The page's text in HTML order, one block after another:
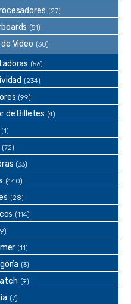
(27)
(51)
Video (30)
(56)
(234)
(99)
de Billetes (4)
(1)
(72)
(33)
(440)
(28)
(114)
(11)
(3)
(9)
(7)